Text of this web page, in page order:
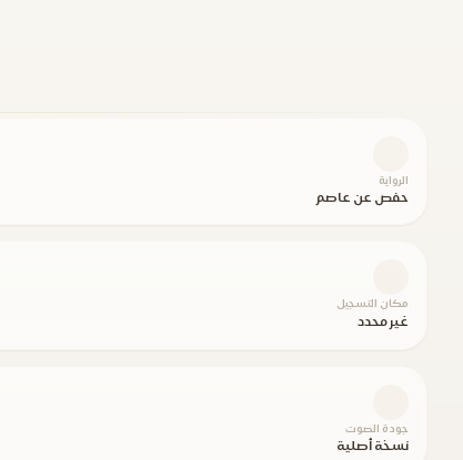
الرواية
حفص عن عاصم
مكان التسجيل
غير محدد
جودة الصوت
نسخة أصلية